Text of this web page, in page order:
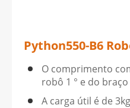
Python550-B6
O comprimento
robô 1 ° e do
A carga útil é de